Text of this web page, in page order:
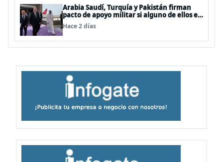
Arabia Saudí, Turquía y Pakistán firman
pacto de apoyo militar si alguno de ellos es
atacado
Hace 2 días